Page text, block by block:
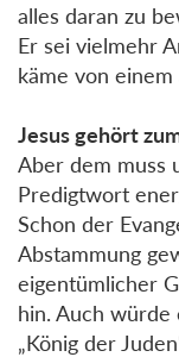
alles daran zu
Er sei vielmehr
käme von einem
Jesus gehört
Aber dem muss
Predigtwort
Schon der
Abstammung
eigentümlicher
hin. Auch würde
„König der